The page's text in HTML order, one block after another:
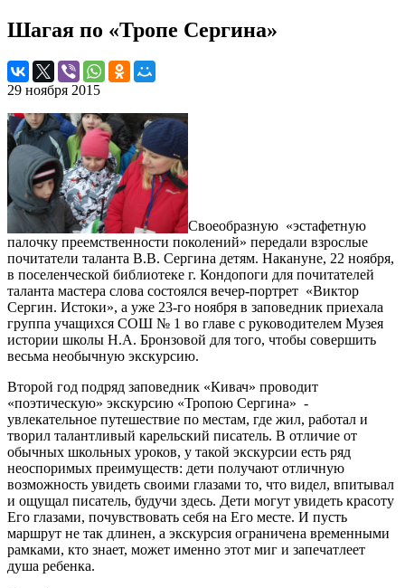
Шагая по «Тропе Сергина»
29 ноября 2015
Своеобразную «эстафетную
палочку преемственности поколений» передали взрослые
почитатели таланта В.В. Сергина детям. Накануне, 22 ноября,
в поселенческой библиотеке г. Кондопоги для почитателей
таланта мастера слова состоялся вечер-портрет «Виктор
Сергин. Истоки», а уже 23-го ноября в заповедник приехала
группа учащихся СОШ № 1 во главе с руководителем Музея
истории школы Н.А. Бронзовой для того, чтобы совершить
весьма необычную экскурсию.
Второй год подряд заповедник «Кивач» проводит
«поэтическую» экскурсию «Тропою Сергина» -
увлекательное путешествие по местам, где жил, работал и
творил талантливый карельский писатель. В отличие от
обычных школьных уроков, у такой экскурсии есть ряд
неоспоримых преимуществ: дети получают отличную
возможность увидеть своими глазами то, что видел, впитывал
и ощущал писатель, будучи здесь. Дети могут увидеть красоту
Его глазами, почувствовать себя на Его месте. И пусть
маршрут не так длинен, а экскурсия ограничена временными
рамками, кто знает, может именно этот миг и запечатлеет
душа ребенка.